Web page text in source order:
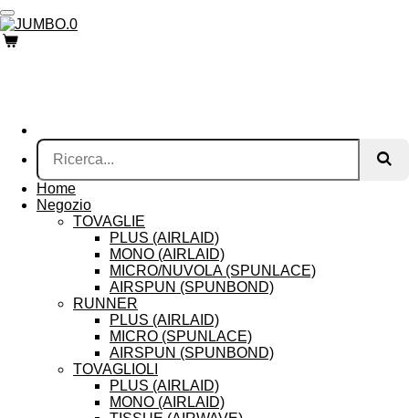
Vai
al
contenuto
Home
Negozio
TOVAGLIE
PLUS (AIRLAID)
MONO (AIRLAID)
MICRO/NUVOLA (SPUNLACE)
AIRSPUN (SPUNBOND)
RUNNER
PLUS (AIRLAID)
MICRO (SPUNLACE)
AIRSPUN (SPUNBOND)
TOVAGLIOLI
PLUS (AIRLAID)
MONO (AIRLAID)